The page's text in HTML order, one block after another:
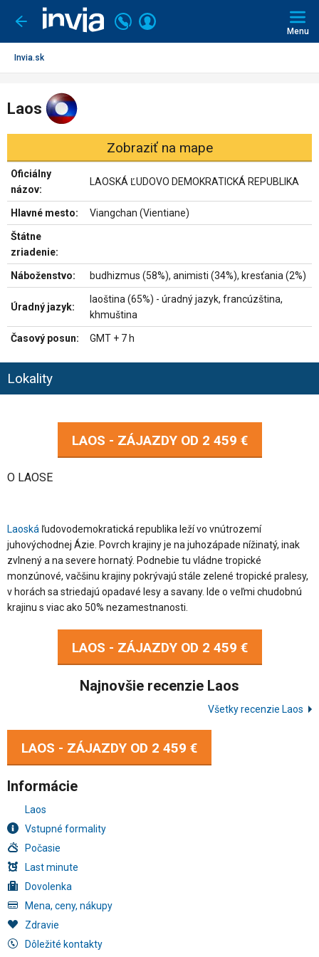
Ísť
späť
Volajte
+421
2
Prihlásiť
Menu
Invia.sk
Laos
Zobraziť na mape
Oficiálny
názov:
LAOSKÁ ĽUDOVO DEMOKRATICKÁ REPUBLIKA
Hlavné mesto: Viangchan (Vientiane)
Štátne
zriadenie:
Náboženstvo: budhizmus (58%), animisti (34%), kresťania (2%)
Úradný jazyk:
laoština (65%) - úradný jazyk, francúzština,
khmuština
Časový posun: GMT + 7 h
Lokality
LAOS - ZÁJAZDY OD 2 459 €
O LAOSE
Laoská ľudovodemokratická republika leží vo vnútrozemí
juhovýchodnej Ázie. Povrch krajiny je na juhozápade nížinatý, inak
zvlnený a na severe hornatý. Podnebie tu vládne tropické
monzúnové, vačšinu krajiny pokrývajú stále zelené tropické pralesy,
v horách sa striedajú opadavé lesy a savany. Ide o veľmi chudobnú
krajinu s viac ako 50% nezamestnanosti.
LAOS - ZÁJAZDY OD 2 459 €
Najnovšie recenzie Laos
Všetky recenzie Laos
LAOS - ZÁJAZDY OD 2 459 €
Informácie
Laos
Vstupné formality
Počasie
Last minute
Dovolenka
Mena, ceny, nákupy
Zdravie
Dôležité kontakty